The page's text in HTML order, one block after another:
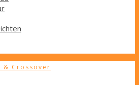
& Crossover